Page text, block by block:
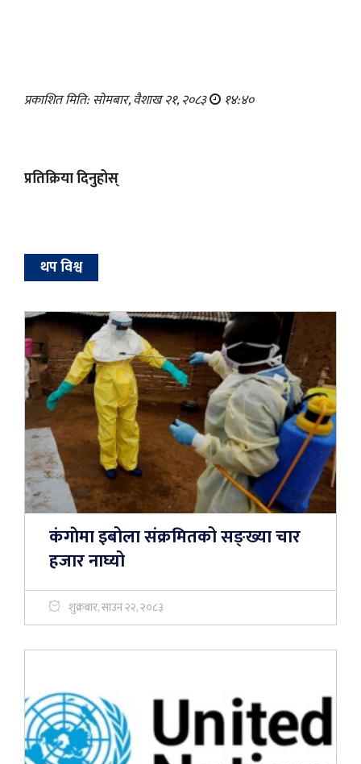
प्रकाशित मिति: सोमबार, वैशाख २१, २०८३ १४:४०
प्रतिक्रिया दिनुहोस्
थप विश्व
कंगाेमा इबोला संक्रमितको सङ्ख्या चार
हजार नाघ्यो
शुक्रबार, साउन २२, २०८३